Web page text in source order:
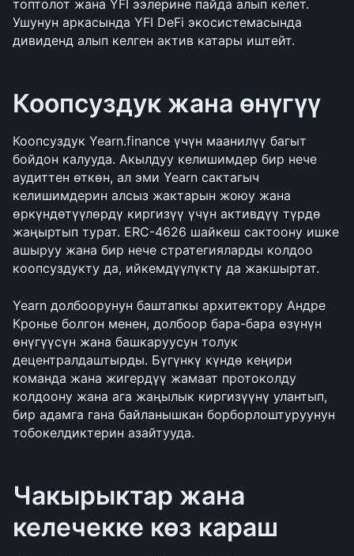
топтолот жана YFI ээлерине пайда алып келет.
Ушунун аркасында YFI DeFi экосистемасында
дивиденд алып келген актив катары иштейт.
Коопсуздук жана өнүгүү
Коопсуздук Yearn.finance үчүн маанилүү багыт
бойдон калууда. Акылдуу келишимдер бир нече
аудиттен өткөн, ал эми Yearn сактагыч
келишимдерин алсыз жактарын жоюу жана
өркүндөтүүлөрдү киргизүү үчүн активдүү түрдө
жаңыртып турат. ERC-4626 шайкеш сактоону ишке
ашыруу жана бир нече стратегияларды колдоо
коопсуздукту да, ийкемдүүлүктү да жакшыртат.
Yearn долбоорунун баштапкы архитектору Андре
Кронье болгон менен, долбоор бара-бара өзүнүн
өнүгүүсүн жана башкаруусун толук
децентралдаштырды. Бүгүнкү күндө кеңири
команда жана жигердүү жамаат протоколду
колдоону жана ага жаңылык киргизүүнү улантып,
бир адамга гана байланышкан борборлоштуруунун
тобокелдиктерин азайтууда.
Чакырыктар жана
келечекке көз караш